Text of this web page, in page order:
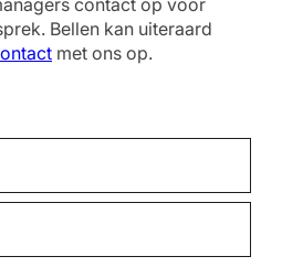
contact op voor
Bellen kan uiteraard
met ons op.